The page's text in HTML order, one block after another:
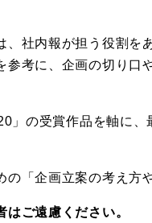
、社内報が担う役割
参考に、企画の切り口
」の受賞作品を軸に
の「企画立案の考え方
ご遠慮ください。